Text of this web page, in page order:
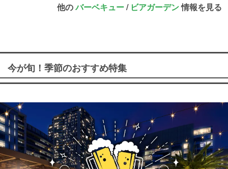
他のバーベキュー/ ビアガーデン情報を見る
今が旬！季節のおすすめ特集